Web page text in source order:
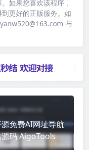
如果您喜欢该程序，
更好的正版服务。如
与
免费AI网址导航
码 AigoTools